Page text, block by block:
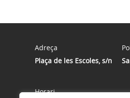
Adreça
Plaça de les Escoles, s/n
Horari